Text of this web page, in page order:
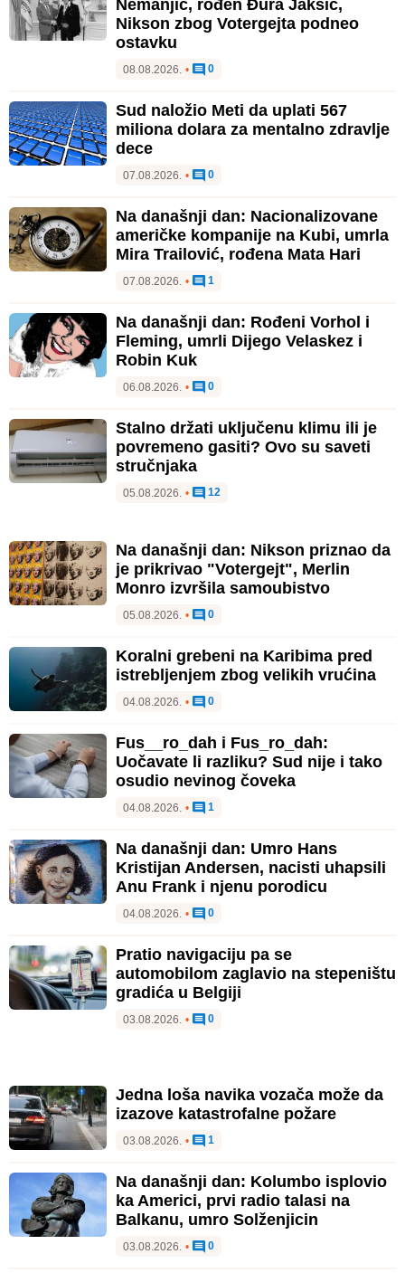
Nemanjić, rođen Đura Jakšić,
Nikson zbog Votergejta podneo
ostavku
08.08.2026. • 0
Sud naložio Meti da uplati 567
miliona dolara za mentalno zdravlje
dece
07.08.2026. • 0
Na današnji dan: Nacionalizovane
američke kompanije na Kubi, umrla
Mira Trailović, rođena Mata Hari
07.08.2026. • 1
Na današnji dan: Rođeni Vorhol i
Fleming, umrli Dijego Velaskez i
Robin Kuk
06.08.2026. • 0
Stalno držati uključenu klimu ili je
povremeno gasiti? Ovo su saveti
stručnjaka
05.08.2026. • 12
Na današnji dan: Nikson priznao da
je prikrivao "Votergejt", Merlin
Monro izvršila samoubistvo
05.08.2026. • 0
Koralni grebeni na Karibima pred
istrebljenjem zbog velikih vrućina
04.08.2026. • 0
Fus__ro_dah i Fus_ro_dah:
Uočavate li razliku? Sud nije i tako
osudio nevinog čoveka
04.08.2026. • 1
Na današnji dan: Umro Hans
Kristijan Andersen, nacisti uhapsili
Anu Frank i njenu porodicu
04.08.2026. • 0
Pratio navigaciju pa se
automobilom zaglavio na stepeništu
gradića u Belgiji
03.08.2026. • 0
Jedna loša navika vozača može da
izazove katastrofalne požare
03.08.2026. • 1
Na današnji dan: Kolumbo isplovio
ka Americi, prvi radio talasi na
Balkanu, umro Solženjicin
03.08.2026. • 0